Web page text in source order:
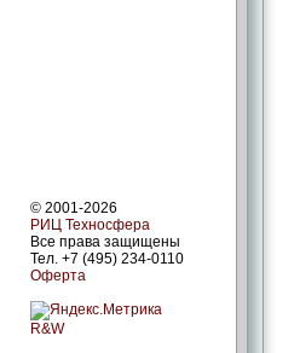
© 2001-2026
РИЦ Техносфера
Все права защищены
Тел. +7 (495) 234-0110
Оферта
R&W